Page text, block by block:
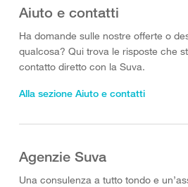
Aiuto e contatti
Ha domande sulle nostre offerte o
qualcosa? Qui trova le risposte che
contatto diretto con la Suva.
Alla sezione Aiuto e contatti
Agenzie Suva
Una consulenza a tutto tondo e